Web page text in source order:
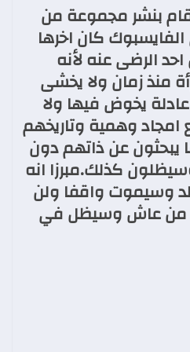
بنشر مجموعة من
كان اخرها
الرضى عنه لأنه
منذ زمان ولا يخشى
يخوض فيها ولا
امجاد وهمية وتاريخهم
يبحثون عن ذاتهم دون
كذلك.مبرزا انه
وسيموت واقفا ولن
من عاش وسيظل في